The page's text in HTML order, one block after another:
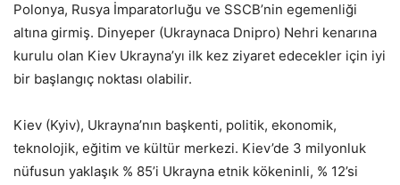
Polonya, Rusya İmparatorluğu ve SSCB’nin egemenliği
altına girmiş. Dinyeper (Ukraynaca Dnipro) Nehri kenarına
kurulu olan Kiev Ukrayna’yı ilk kez ziyaret edecekler için iyi
bir başlangıç noktası olabilir.
Kiev (Kyiv), Ukrayna’nın başkenti, politik, ekonomik,
teknolojik, eğitim ve kültür merkezi. Kiev’de 3 milyonluk
nüfusun yaklaşık % 85’i Ukrayna etnik kökeninli, % 12’si